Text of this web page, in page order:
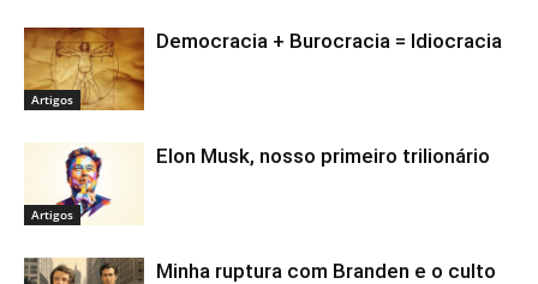
Artigos
Democracia + Burocracia = Idiocracia
Artigos
Elon Musk, nosso primeiro trilionário
Minha ruptura com Branden e o culto